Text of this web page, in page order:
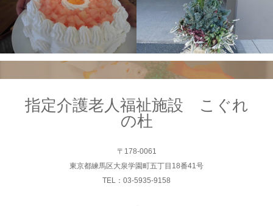
指定介護老人福祉施設 こぐれ
の杜
〒178-0061
東京都練馬区大泉学園町五丁目18番41号
TEL：03-5935-9158